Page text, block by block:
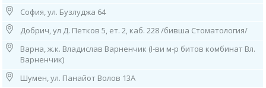
11. София, ж.к. “Люлин” 2, бл. 217, вх. Д, ет. 1 (до 26 ДКЦ)
тел: 0886 550 774
Работно време: 08.00ч до 16.00ч /от понеделник до петък/
12. София, ж.к. “Младост” 1, бл. 53 (зад бивша 27ДКЦ)
тел: 0884 649 340
Работно време:
София, ул. Бузлуджа 64
Добрич, ул Д. Петков 5, ет. 2, каб. 228 /бивша Стоматология/
Варна, ж.к. Владислав Варненчик (I-ви м-р битов комбинат Вл.
Варненчик)
Шумен, ул. Панайот Волов 13А